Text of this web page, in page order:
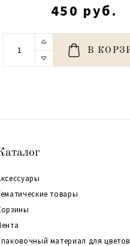
450 руб.
В
товары
материал для